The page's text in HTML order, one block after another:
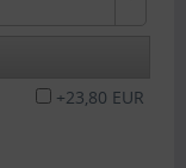
+23,80 EUR